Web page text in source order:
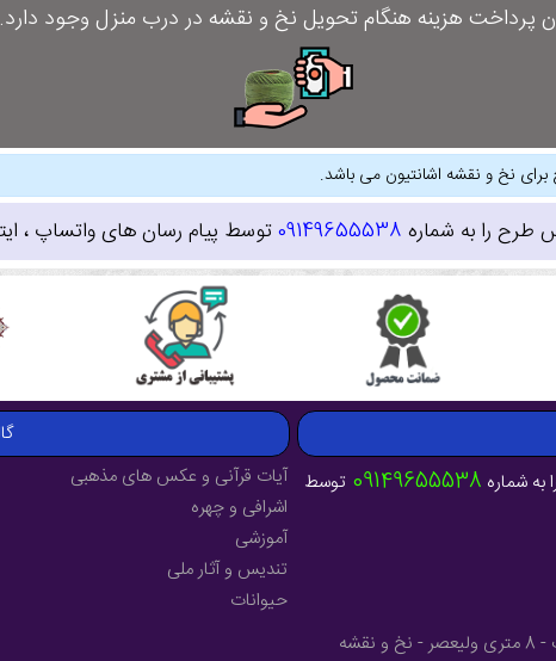
پرداخت هزینه هنگام تحویل نخ و نقشه در درب منزل وجود دارد.
نخ و نقشه اشانتیون می باشد.
طرح را به شماره 09149655538توسط پیام رسان های واتساپ ،
شماره 09149655538 توسط
آدرس : آذربایجان شرقی - شهرستان میانه - خیابان فرهنگ - 8 متری ولیعصر - نخ و نقشه
آیات قرآنی و عکس های مذهبی
اشرافی و چهره
آموزشی
تندیس و آثار ملی
حیوانات